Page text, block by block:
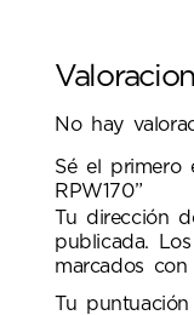
No hay
Sé el primero
RPW170”
Tu dirección
publicada.
marcados con
Tu puntuación